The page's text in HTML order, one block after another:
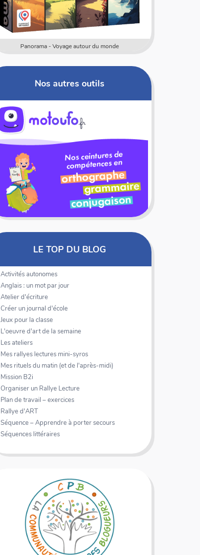
Numericards - Mesure
Nos autres outils
LE TOP DU BLOG
Activités autonomes
Anglais : un mot par jour
Atelier d'écriture
Créer un journal d'école
Jeux pour la classe
L'oeuvre d'art de la semaine
Les ateliers
Mes rallyes lectures mini-syros
Mes rituels du matin (et de l'après-midi)
Mission B2i
Organiser un Rallye Lecture
Plan de travail – exercices
Rallye d'ART
Séquence – Apprendre à porter secours
Séquences littéraires